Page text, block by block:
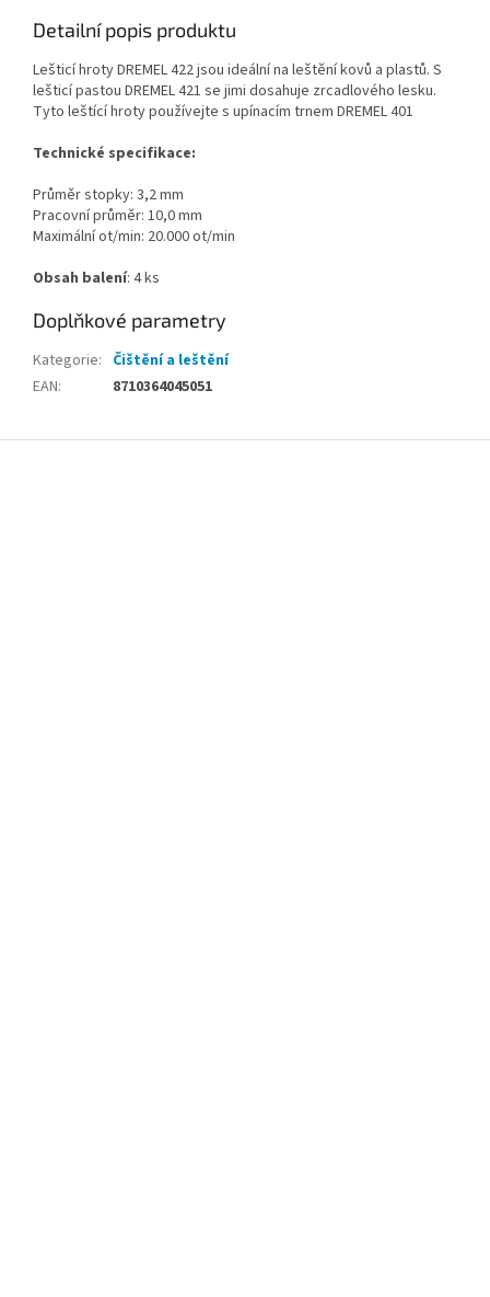
Detailní popis produktu
Lešticí hroty DREMEL 422 jsou ideální na leštění kovů a plastů. S
lešticí pastou DREMEL 421 se jimi dosahuje zrcadlového lesku.
Tyto leštící hroty používejte s upínacím trnem DREMEL 401
Technické specifikace:
Průměr stopky: 3,2 mm
Pracovní průměr: 10,0 mm
Maximální ot/min: 20.000 ot/min
Obsah balení: 4 ks
Doplňkové parametry
Kategorie: Čištění a leštění
EAN: 8710364045051